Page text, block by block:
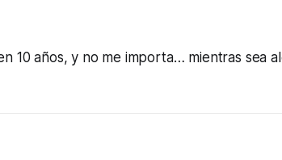
10 años, y no me importa… mientras sea